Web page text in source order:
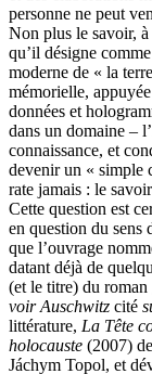
personne ne peut
Non plus le savoir,
qu’il désigne
moderne de « la
mémorielle,
données et
dans un domaine –
connaissance, et
devenir un « simple
rate jamais : le
Cette question est
en question du
que l’ouvrage
datant déjà de
(et le titre) du
voir Auschwitz cité
littérature, La Tête
holocauste (2007)
Jáchym Topol, et